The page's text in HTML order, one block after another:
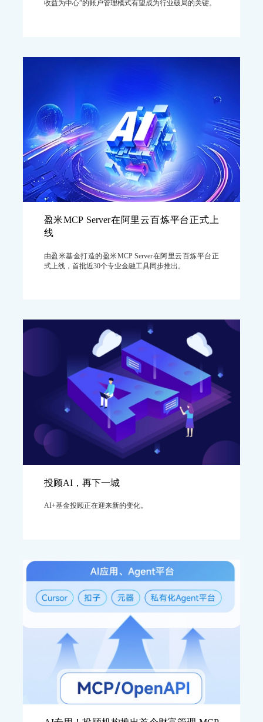
收益为中心”的账户管理模式有望成为行业破局的关键。
盈米MCP Server在阿里云百炼平台正式上
线
由盈米基金打造的盈米MCP Server在阿里云百炼平台正
式上线，首批近30个专业金融工具同步推出。
投顾AI，再下一城
AI+基金投顾正在迎来新的变化。